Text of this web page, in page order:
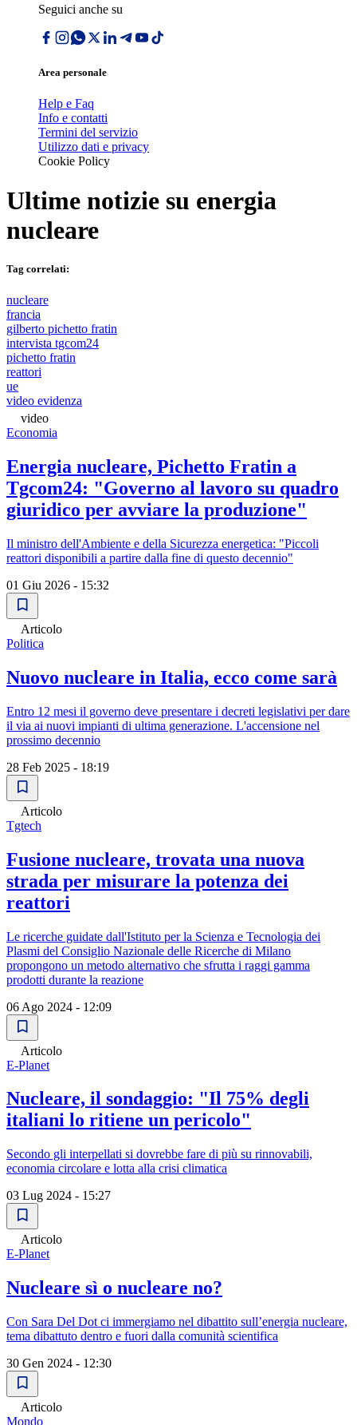
Seguici anche su
Area personale
Help e Faq
Info e contatti
Termini del servizio
Utilizzo dati e privacy
Cookie Policy
Ultime notizie su energia
nucleare
Tag correlati:
nucleare
francia
gilberto pichetto fratin
intervista tgcom24
pichetto fratin
reattori
ue
video evidenza
video
Economia
Energia nucleare, Pichetto Fratin a
Tgcom24: "Governo al lavoro su quadro
giuridico per avviare la produzione"
Il ministro dell'Ambiente e della Sicurezza energetica: "Piccoli
reattori disponibili a partire dalla fine di questo decennio"
01 Giu 2026 - 15:32
Articolo
Politica
Nuovo nucleare in Italia, ecco come sarà
Entro 12 mesi il governo deve presentare i decreti legislativi per dare
il via ai nuovi impianti di ultima generazione. L'accensione nel
prossimo decennio
28 Feb 2025 - 18:19
Articolo
Tgtech
Fusione nucleare, trovata una nuova
strada per misurare la potenza dei
reattori
Le ricerche guidate dall'Istituto per la Scienza e Tecnologia dei
Plasmi del Consiglio Nazionale delle Ricerche di Milano
propongono un metodo alternativo che sfrutta i raggi gamma
prodotti durante la reazione
06 Ago 2024 - 12:09
Articolo
E-Planet
Nucleare, il sondaggio: "Il 75% degli
italiani lo ritiene un pericolo"
Secondo gli interpellati si dovrebbe fare di più su rinnovabili,
economia circolare e lotta alla crisi climatica
03 Lug 2024 - 15:27
Articolo
E-Planet
Nucleare sì o nucleare no?
Con Sara Del Dot ci immergiamo nel dibattito sull’energia nucleare,
tema dibattuto dentro e fuori dalla comunità scientifica
30 Gen 2024 - 12:30
Articolo
Mondo